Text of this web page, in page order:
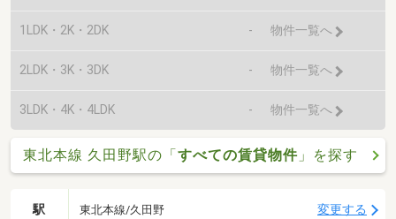
1LDK・2K・2DK - 物件一覧へ
2LDK・3K・3DK - 物件一覧へ
3LDK・4K・4LDK - 物件一覧へ
東北本線 久田野駅の「すべての賃貸物件 」を探す
駅 東北本線/久田野 変更する